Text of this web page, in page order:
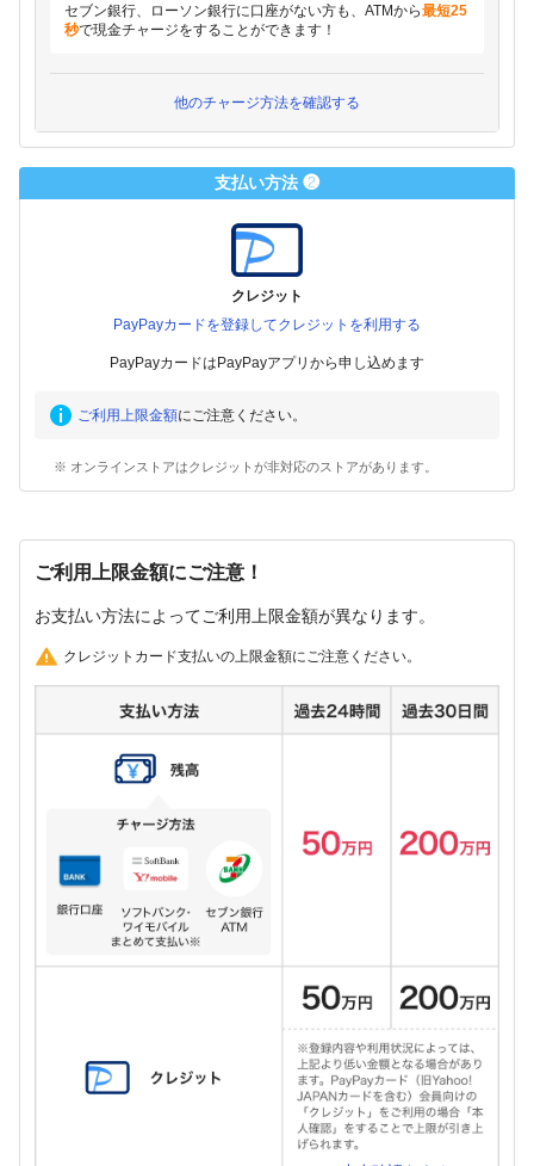
セブン銀行、ローソン銀行に口座がない方も、ATMから最短25
秒で現金チャージをすることができます！
他のチャージ方法を確認する
支払い方法 ❷
クレジット
PayPayカードを登録してクレジットを利用する
PayPayカードはPayPayアプリから申し込めます
ご利用上限金額にご注意ください。
※ オンラインストアはクレジットが非対応のストアがあります。
ご利用上限金額にご注意！
お支払い方法によってご利用上限金額が異なります。
クレジットカード支払いの上限金額にご注意ください。